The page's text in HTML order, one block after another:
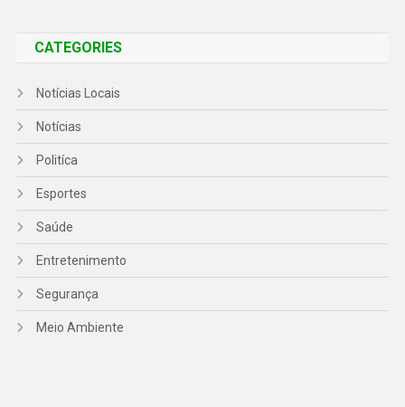
CATEGORIES
Notícias Locais
Notícias
Politíca
Esportes
Saúde
Entretenimento
Segurança
Meio Ambiente